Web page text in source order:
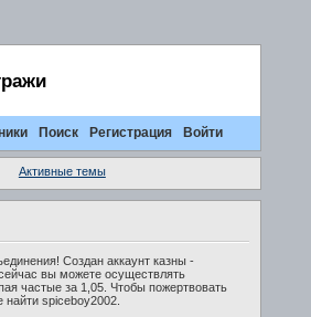
Поиск Регистрация Войти
Активные темы
Создан аккаунт казны -
вы можете осуществлять
частые за 1,05. Чтобы пожертвовать
найти spiceboy2002.